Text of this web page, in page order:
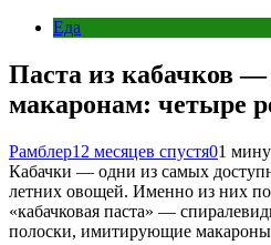
Еда
Паста из кабачков
макаронам: четыре
Рамблер12 месяцев спустя01
Кабачки — одни из самых
летних овощей. Именно из них
«кабачковая паста» —
полоски, имитирующие